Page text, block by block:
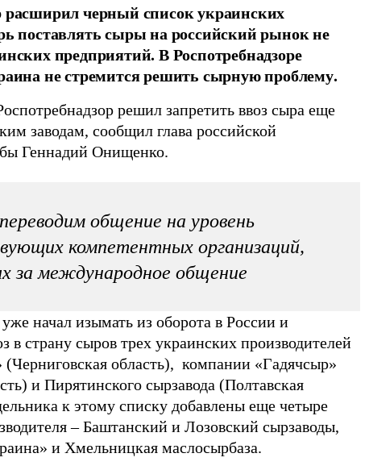
расширил черный список украинских
поставлять сыры на российский рынок не
предприятий. В Роспотребнадзоре
не стремится решить сырную проблему.
решил запретить ввоз сыра еще
заводам, сообщил глава российской
Геннадий Онищенко.
общение на уровень
компетентных организаций,
за международное общение
начал изымать из оборота в России и
в страну сыров трех украинских производителей
область), компании «Гадячсыр»
и Пирятинского сырзавода (Полтавская
к этому списку добавлены еще четыре
– Баштанский и Лозовский сырзаводы,
и Хмельницкая маслосырбаза.